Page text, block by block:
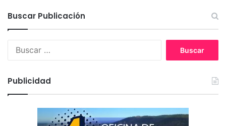
c
m
Buscar Publicación
r
:
Publicidad